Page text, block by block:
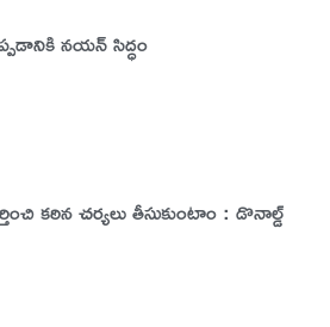
నయన్ సిద్ధం
కఠిన చర్యలు తీసుకుంటాం : డొనాల్డ్